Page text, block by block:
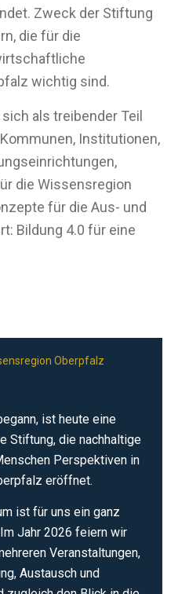
Zweck der Stiftung
die für die
wichtig sind.
als treibender Teil
Institutionen,
die Wissensregion
für die Aus- und
Bildung 4.0 für eine
Oberpfalz
ist heute eine
Stiftung, die nachhaltige
Perspektiven in
eröffnet.
ist für uns ein ganz
Jahr 2026 feiern wir
Veranstaltungen,
Austausch und